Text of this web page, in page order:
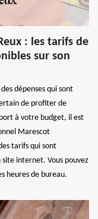
: les tarifs de
sur son
dépenses qui sont
de profiter de
à votre budget, il est
Marescot
tarifs qui sont
site internet. Vous pouvez
heures de bureau.